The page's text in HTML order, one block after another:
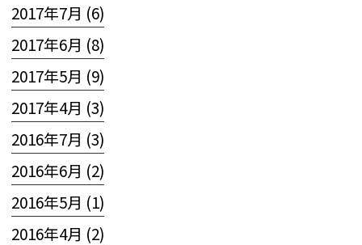
2017年7月 (6)
2017年6月 (8)
2017年5月 (9)
2017年4月 (3)
2016年7月 (3)
2016年6月 (2)
2016年5月 (1)
2016年4月 (2)